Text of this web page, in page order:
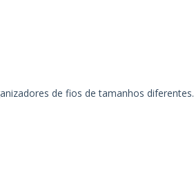
de fios de tamanhos diferentes.